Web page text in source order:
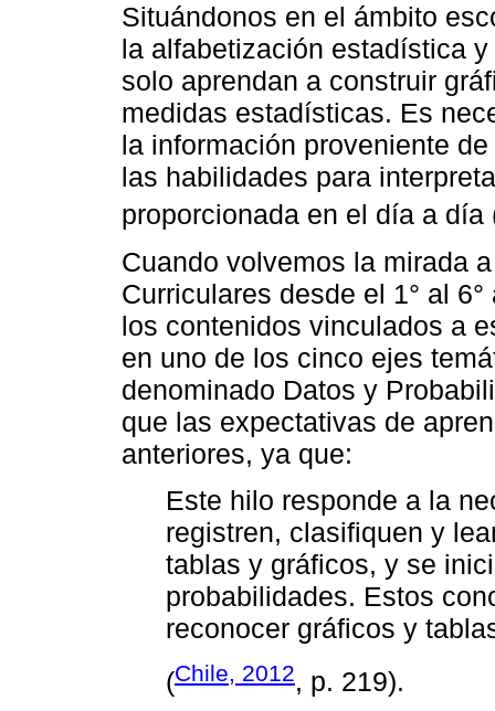
Situándonos en el ámbito
la alfabetización estadística
solo aprendan a construir
medidas estadísticas. Es
la información proveniente
las habilidades para
proporcionada en el día a día
Cuando volvemos la mirada
Curriculares desde el 1° al
los contenidos vinculados a
en uno de los cinco ejes
denominado Datos y
que las expectativas de
anteriores, ya que:
Este hilo responde a la
registren, clasifiquen y
tablas y gráficos, y se
probabilidades. Estos
reconocer gráficos y
(Chile, 2012, p. 219).